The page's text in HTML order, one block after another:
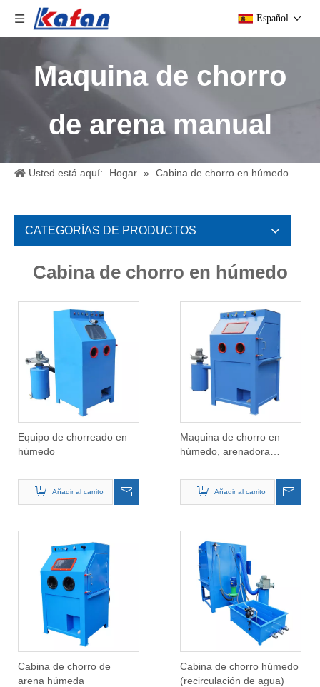
Español
Maquina de chorro
de arena manual
Usted está aquí: Hogar » Cabina de chorro en húmedo
CATEGORÍAS DE PRODUCTOS
Cabina de chorro en húmedo
Equipo de chorreado en
húmedo
Añadir al carrito
Maquina de chorro en
húmedo, arenadora
Añadir al carrito
Cabina de chorro de
arena húmeda
Cabina de chorro húmedo
(recirculación de agua)